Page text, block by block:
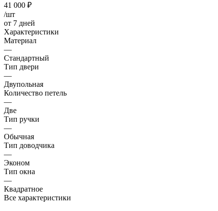
41 000 ₽
/шт
от 7 дней
Характеристики
Материал
—
Стандартный
Тип двери
—
Двупольная
Количество петель
—
Две
Тип ручки
—
Обычная
Тип доводчика
—
Эконом
Тип окна
—
Квадратное
Все характеристики